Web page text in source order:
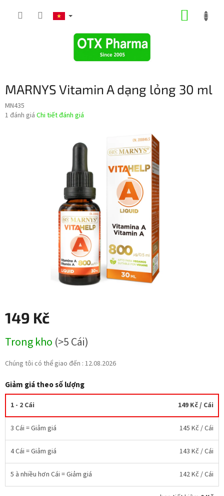
GIỎ
MARNYS Vitamin A dạng lỏng 30 ml
MN435
Đánh
1 đánh giá Chi tiết đánh giá
149 Kč
đo
Trong kho (>5 Cái)
Chúng tôi có thể giao đến : 12.08.2026
Giảm giá theo số lượng
1 - 2 Cái 149 Kč/ Cái
3 Cái = Giảm giá 145 Kč / Cái
4 Cái = Giảm giá 143 Kč / Cái
5 à nhiều hơn Cái = Giảm giá 142 Kč / Cái